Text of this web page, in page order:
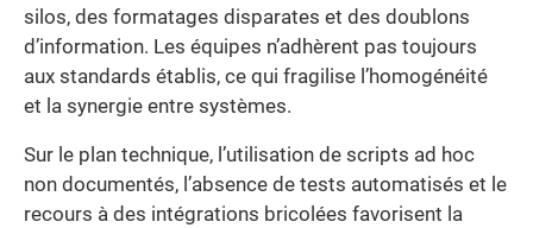
silos, des formatages disparates et des doublons
d’information. Les équipes n’adhèrent pas toujours
aux standards établis, ce qui fragilise l’homogénéité
et la synergie entre systèmes.
Sur le plan technique, l’utilisation de scripts ad hoc
non documentés, l’absence de tests automatisés et le
recours à des intégrations bricolées favorisent la